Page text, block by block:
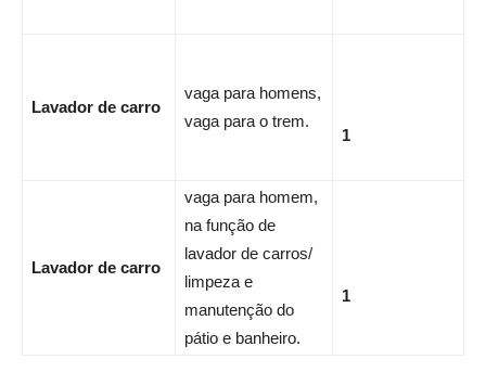
Lavador de carro
vaga para homens,
vaga para o trem.
1
Lavador de carro
vaga para homem,
na função de
lavador de carros/
limpeza e
manutenção do
pátio e banheiro.
1